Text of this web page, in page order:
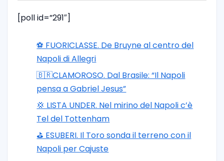
[poll id=”291″]
⚽️ FUORICLASSE. De Bruyne al centro del
Napoli di Allegri
🇧🇷CLAMOROSO. Dal Brasile: “Il Napoli
pensa a Gabriel Jesus”
💢 LISTA UNDER. Nel mirino del Napoli c’è
Tel del Tottenham
⛳ ESUBERI. Il Toro sonda il terreno con il
Napoli per Cajuste